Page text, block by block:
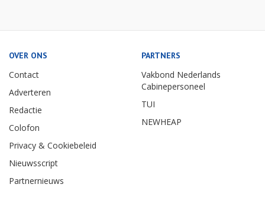
OVER ONS
Contact
Adverteren
Redactie
Colofon
Privacy & Cookiebeleid
Nieuwsscript
Partnernieuws
PARTNERS
Vakbond Nederlands
Cabinepersoneel
TUI
NEWHEAP